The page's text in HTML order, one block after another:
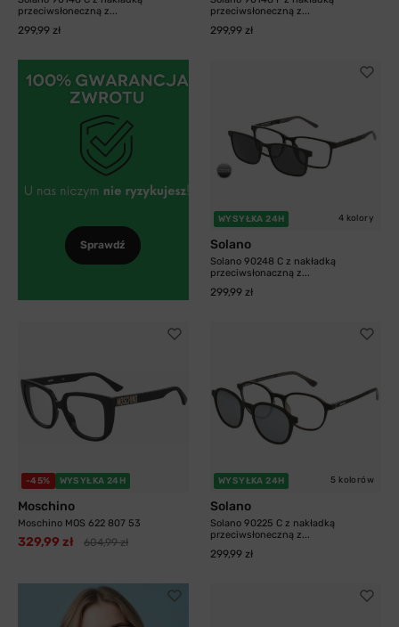
przeciwsłoneczną z...
299,99 zł
przeciwsłoneczną z...
299,99 zł
Sprawdź
WYSYŁKA 24H 4 kolory
Solano
Solano 90248 C z nakładką
przeciwsłonaczną z...
299,99 zł
-45% WYSYŁKA 24H
Moschino
Moschino MOS 622 807 53
329,99 zł 604,99 zł
WYSYŁKA 24H 5 kolorów
Solano
Solano 90225 C z nakładką
przeciwsłoneczną z...
299,99 zł